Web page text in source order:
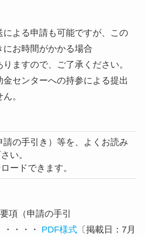
請も可能ですが、この
お時間がかかる場合
で、ご了承ください。
ーへの持参による提出
。
の手引き）等を、よくお読み
い。
ードできます。
申請の手引
・・・ PDF様式〔掲載日：7月